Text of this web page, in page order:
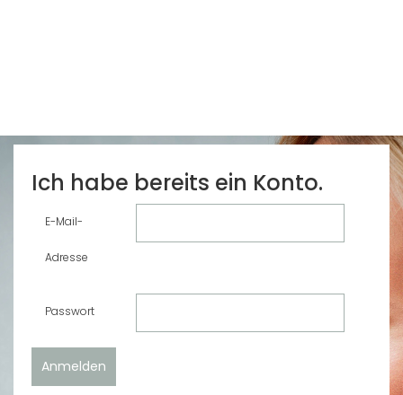
Ich habe bereits ein Konto.
E-Mail-
Adresse
Passwort